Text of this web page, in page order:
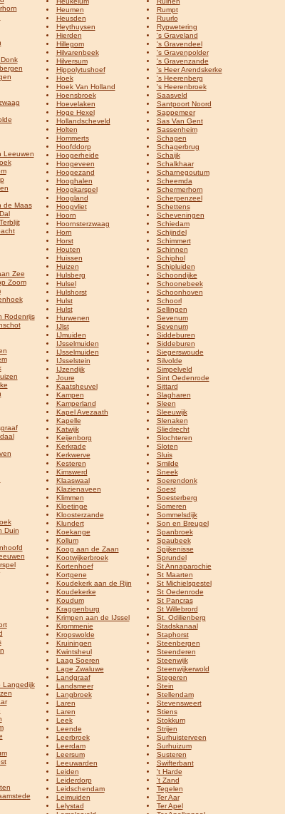
Leeuwen
de Maas
Zee
Zoom
Rodenrijs
Duin
Langedijk
Heumen
Heusden
Heythuysen
Hierden
Hillegom
Hilvarenbeek
Hilversum
Hippolytushoef
Hoek
Hoek Van Holland
Hoensbroek
Hoevelaken
Hoge Hexel
Hollandscheveld
Holten
Hommerts
Hoofddorp
Hoogerheide
Hoogeveen
Hoogezand
Hooghalen
Hoogkarspel
Hoogland
Hoogvliet
Hoorn
Hoornsterzwaag
Horn
Horst
Houten
Huissen
Huizen
Hulsberg
Hulsel
Hulshorst
Hulst
Hulst
Hurwenen
IJlst
IJmuiden
IJsselmuiden
IJsselmuiden
IJsselstein
IJzendijk
Joure
Kaatsheuvel
Kampen
Kamperland
Kapel Avezaath
Kapelle
Katwijk
Keijenborg
Kerkrade
Kerkwerve
Kesteren
Kimswerd
Klaaswaal
Klazienaveen
Klimmen
Kloetinge
Kloosterzande
Klundert
Koekange
Kollum
Koog aan de Zaan
Kootwijkerbroek
Kortenhoef
Kortgene
Koudekerk aan de Rijn
Koudekerke
Koudum
Kraggenburg
Krimpen aan de IJssel
Krommenie
Kropswolde
Kruiningen
Kwintsheul
Laag Soeren
Lage Zwaluwe
Landgraaf
Landsmeer
Langbroek
Laren
Laren
Leek
Leende
Leerbroek
Leerdam
Leersum
Leeuwarden
Leiden
Leiderdorp
Leidschendam
Leimuiden
Lelystad
Rumpt
Ruurlo
Rypwetering
's Graveland
's Gravendeel
's Gravenpolder
's Gravenzande
's Heer Arendskerke
's Heerenberg
's Heerenbroek
Saasveld
Santpoort Noord
Sappemeer
Sas Van Gent
Sassenheim
Schagen
Schagerbrug
Schaijk
Schalkhaar
Scharnegoutum
Scheemda
Schermerhorn
Scherpenzeel
Schettens
Scheveningen
Schiedam
Schijndel
Schimmert
Schinnen
Schiphol
Schipluiden
Schoondijke
Schoonebeek
Schoonhoven
Schoorl
Sellingen
Sevenum
Sevenum
Siddeburen
Siddeburen
Siegerswoude
Silvolde
Simpelveld
Sint Oedenrode
Sittard
Slagharen
Sleen
Sleeuwijk
Slenaken
Sliedrecht
Slochteren
Sloten
Sluis
Smilde
Sneek
Soerendonk
Soest
Soesterberg
Someren
Sommelsdijk
Son en Breugel
Spanbroek
Spaubeek
Spijkenisse
Sprundel
St Annaparochie
St Maarten
St Michielsgestel
St Oedenrode
St Pancras
St Willebrord
St. Odilienberg
Stadskanaal
Staphorst
Steenbergen
Steenderen
Steenwijk
Steenwijkerwold
Stegeren
Stein
Stellendam
Stevensweert
Stiens
Stokkum
Strijen
Surhuisterveen
Surhuizum
Susteren
Swifterbant
't Harde
't Zand
Tegelen
Ter Aar
Ter Apel